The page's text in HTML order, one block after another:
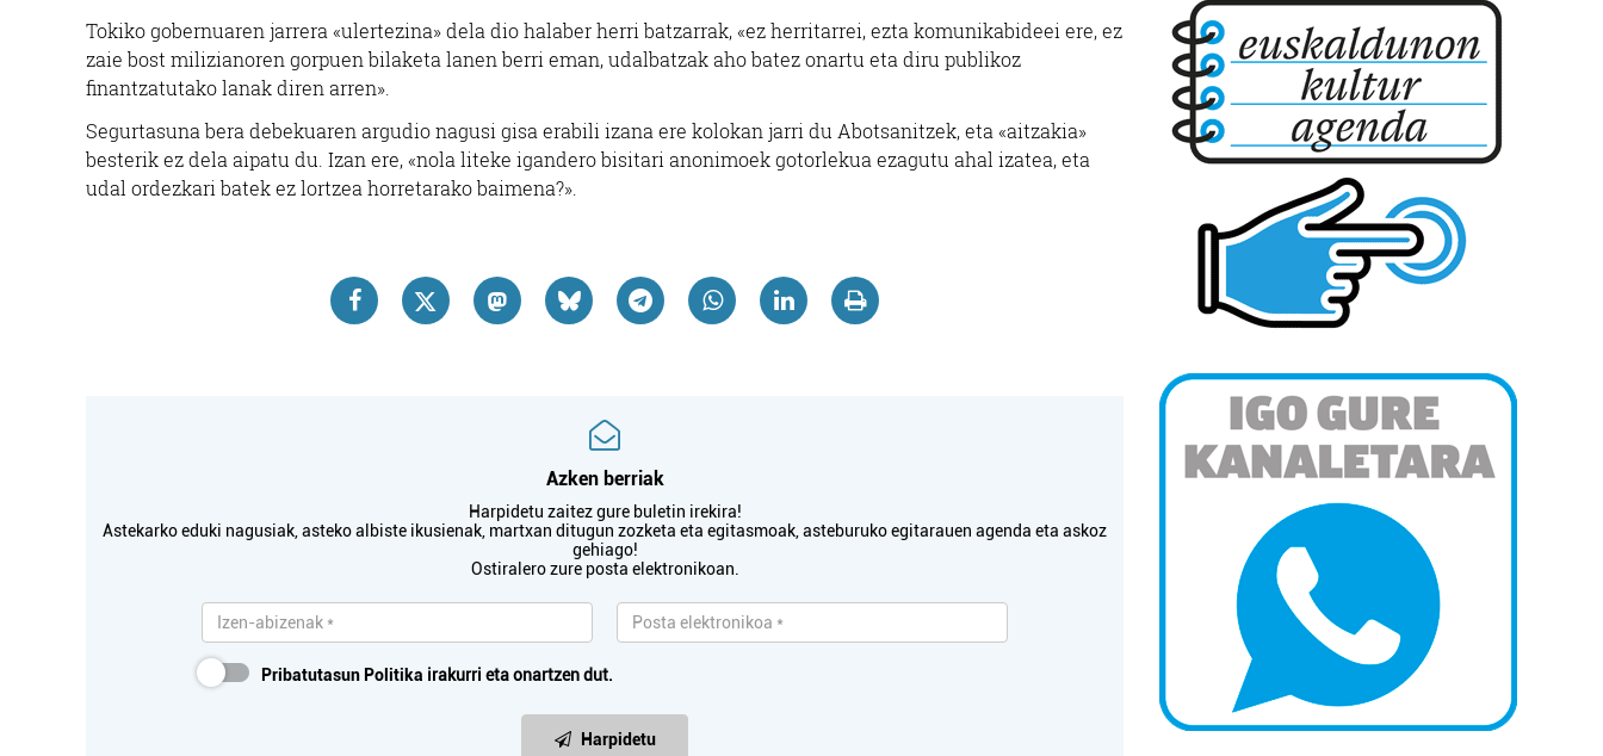
Tokiko gobernuaren jarrera «ulertezina» dela dio halaber herri batzarrak, «ez herritarrei, ezta komunikabideei ere, ez
zaie bost milizianoren gorpuen bilaketa lanen berri eman, udalbatzak aho batez onartu eta diru publikoz
finantzatutako lanak diren arren».
Segurtasuna bera debekuaren argudio nagusi gisa erabili izana ere kolokan jarri du Abotsanitzek, eta «aitzakia»
besterik ez dela aipatu du. Izan ere, «nola liteke igandero bisitari anonimoek gotorlekua ezagutu ahal izatea, eta
udal ordezkari batek ez lortzea horretarako baimena?».
Azken berriak
Harpidetu zaitez gure buletin irekira!
Astekarko eduki nagusiak, asteko albiste ikusienak, martxan ditugun zozketa eta egitasmoak, asteburuko egitarauen agenda eta askoz
gehiago!
Ostiralero zure posta elektronikoan.
Pribatutasun Politika irakurri eta onartzen dut.
Harpidetu